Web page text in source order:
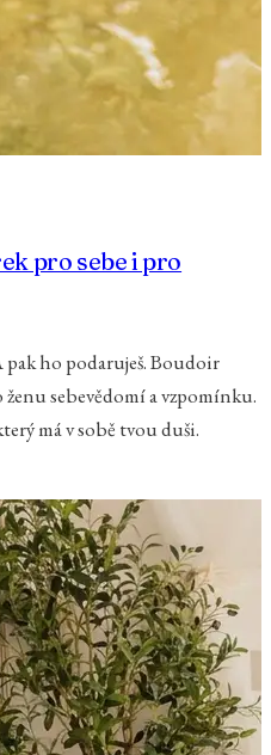
pro sebe i pro
pak ho podaruješ. Boudoir
sebevědomí a vzpomínku.
má v sobě tvou duši.